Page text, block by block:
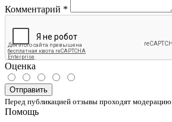
Комментарий *
Оценка
Отправить
Перед публикацией отзывы проходят модерацию
Помощь